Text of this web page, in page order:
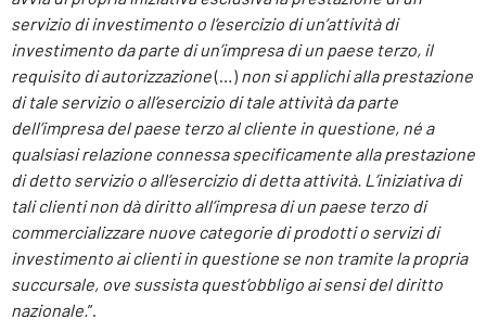
servizio di investimento o l’esercizio di un’attività di
investimento da parte di un’impresa di un paese terzo, il
requisito di autorizzazione(…) non si applichi alla prestazione
di tale servizio o all’esercizio di tale attività da parte
dell’impresa del paese terzo al cliente in questione, né a
qualsiasi relazione connessa specificamente alla prestazione
di detto servizio o all’esercizio di detta attività. L’iniziativa di
tali clienti non dà diritto all’impresa di un paese terzo di
commercializzare nuove categorie di prodotti o servizi di
investimento ai clienti in questione se non tramite la propria
succursale, ove sussista quest’obbligo ai sensi del diritto
nazionale.”.